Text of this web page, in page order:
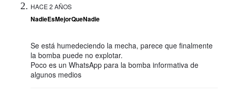
HACE 2 AÑOS
NadieEsMejorQueNadie
Se está humedeciendo la mecha, parece que finalmente
la bomba puede no explotar.
Poco es un WhatsApp para la bomba informativa de
algunos medios